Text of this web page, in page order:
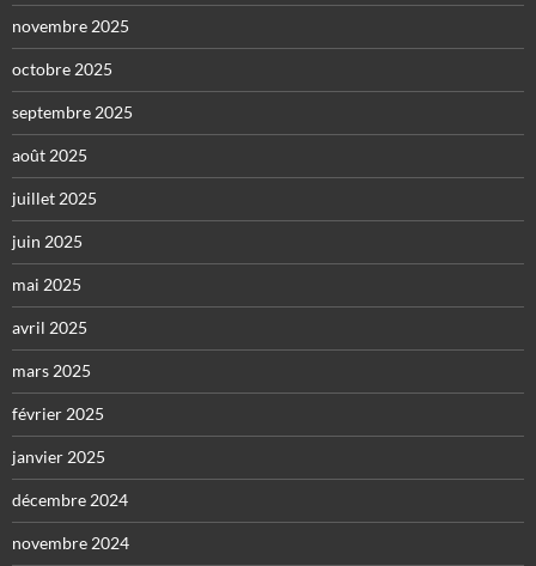
novembre 2025
octobre 2025
septembre 2025
août 2025
juillet 2025
juin 2025
mai 2025
avril 2025
mars 2025
février 2025
janvier 2025
décembre 2024
novembre 2024